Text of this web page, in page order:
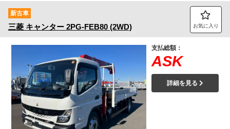
新古車
三菱 キャンター 2PG-FEB80 (2WD) お気に入り
支払総額：
ASK
詳細を見る